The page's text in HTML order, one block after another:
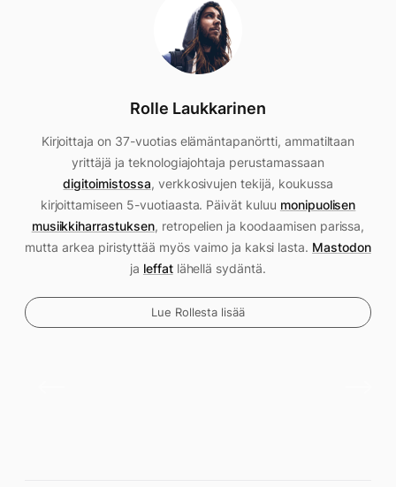
Rolle Laukkarinen
Kirjoittaja on 37-vuotias elämäntapanörtti, ammatiltaan
yrittäjä ja teknologiajohtaja perustamassaan
digitoimistossa, verkkosivujen tekijä, koukussa
kirjoittamiseen 5-vuotiaasta. Päivät kuluu monipuolisen
musiikkiharrastuksen, retropelien ja koodaamisen parissa,
mutta arkea piristyttää myös vaimo ja kaksi lasta. Mastodon
ja leffatlähellä sydäntä.
Lue Rollesta lisää